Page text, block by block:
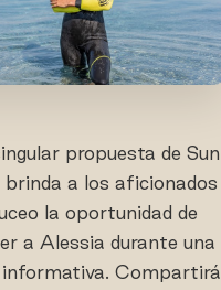
propuesta de Sun
brinda a los aficionados
la oportunidad de
a Alessia durante una
Compartirá